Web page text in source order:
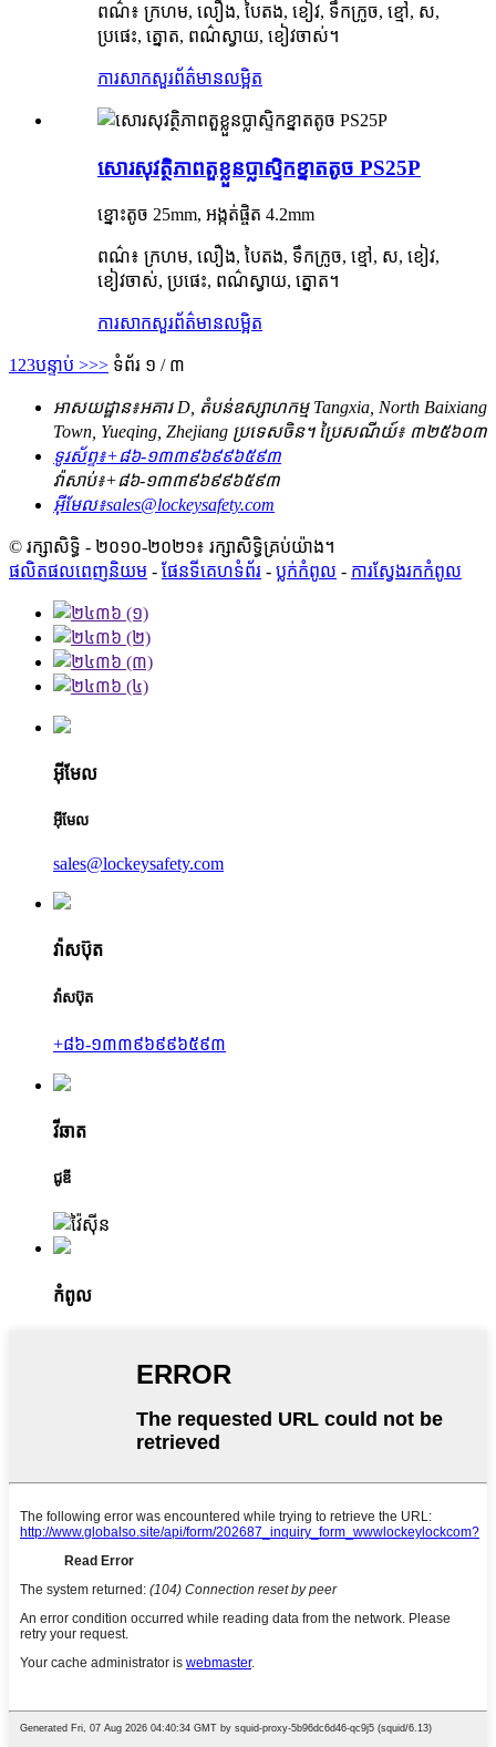
ពណ៌៖ ក្រហម, លឿង, បៃតង, ខៀវ, ទឹកក្រូច, ខ្មៅ, ស,
ប្រផេះ, ត្នោត, ពណ៌ស្វាយ, ខៀវចាស់។
ការសាកសួរព័ត៌មានលម្អិត
សោរសុវត្ថិភាពតួខ្លួនប្លាស្ទិកខ្នាតតូច PS25P
ខ្នោះតូច 25mm, អង្កត់ផ្ចិត 4.2mm
ពណ៌៖ ក្រហម, លឿង, បៃតង, ទឹកក្រូច, ខ្មៅ, ស, ខៀវ,
ខៀវចាស់, ប្រផេះ, ពណ៌ស្វាយ, ត្នោត។
ការសាកសួរព័ត៌មានលម្អិត
1 23បន្ទាប់ >>> ទំព័រ ១ / ៣
អាសយដ្ឋាន៖អគារ D, តំបន់ឧស្សាហកម្ម Tangxia, North Baixiang
Town, Yueqing, Zhejiang ប្រទេសចិន។ ប្រៃសណីយ៍៖ ៣២៥៦០៣
ទូរស័ព្ទ៖+៨៦-១៣៣៩៦៩៩៦៥៩៣
វ៉ាសាប់៖+៨៦-១៣៣៩៦៩៩៦៥៩៣
អ៊ីមែល៖sales@lockeysafety.com
© រក្សាសិទ្ធិ - ២០១០-២០២១៖ រក្សាសិទ្ធិគ្រប់យ៉ាង។
ផលិតផលពេញនិយម - ផែនទីគេហទំព័រ - ប្លក់​កំពូល - ការស្វែងរកកំពូល
អ៊ីមែល
អ៊ីមែល
sales@lockeysafety.com
វ៉ាសប៊ុត
វ៉ាសប៊ុត
+៨៦-១៣៣៩៦៩៩៦៥៩៣
វីឆាត
ជូឌី
កំពូល